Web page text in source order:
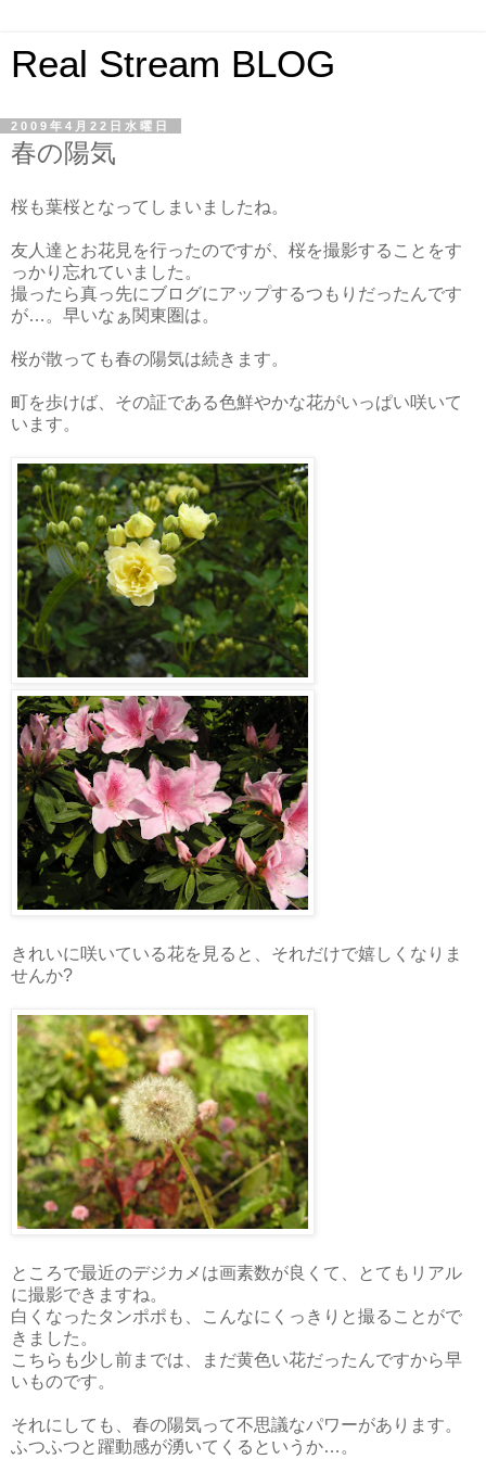
Real Stream BLOG
2009年4月22日水曜日
春の陽気
桜も葉桜となってしまいましたね。
友人達とお花見を行ったのですが、桜を撮影することをす
っかり忘れていました。
撮ったら真っ先にブログにアップするつもりだったんです
が…。早いなぁ関東圏は。
桜が散っても春の陽気は続きます。
町を歩けば、その証である色鮮やかな花がいっぱい咲いて
います。
きれいに咲いている花を見ると、それだけで嬉しくなりま
せんか?
ところで最近のデジカメは画素数が良くて、とてもリアル
に撮影できますね。
白くなったタンポポも、こんなにくっきりと撮ることがで
きました。
こちらも少し前までは、まだ黄色い花だったんですから早
いものです。
それにしても、春の陽気って不思議なパワーがあります。
ふつふつと躍動感が湧いてくるというか…。